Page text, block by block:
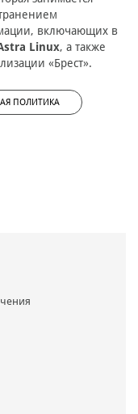
включающих в
Linux, а также
«Брест».
ПОЛИТИКА